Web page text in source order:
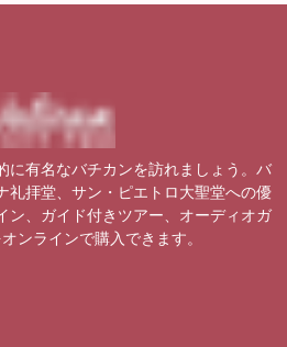
に有名なバチカンを訪れましょう。バ
礼拝堂、サン・ピエトロ大聖堂への優
ン、ガイド付きツアー、オーディオガ
ンラインで購入できます。